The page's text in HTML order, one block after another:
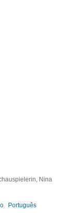
Nina
Português